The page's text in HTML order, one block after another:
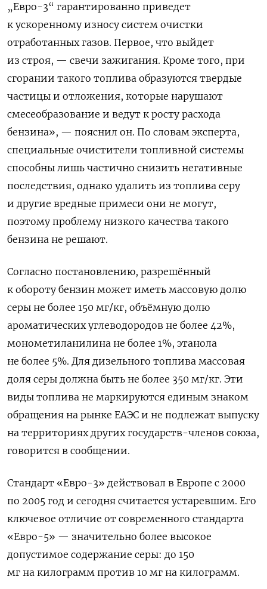
„Евро-3“ гарантированно приведет
к ускоренному износу систем очистки
отработанных газов. Первое, что выйдет
из строя, — свечи зажигания. Кроме того, при
сгорании такого топлива образуются твердые
частицы и отложения, которые нарушают
смесеобразование и ведут к росту расхода
бензина», — пояснил он. По словам эксперта,
специальные очистители топливной системы
способны лишь частично снизить негативные
последствия, однако удалить из топлива серу
и другие вредные примеси они не могут,
поэтому проблему низкого качества такого
бензина не решают.
Согласно постановлению, разрешённый
к обороту бензин может иметь массовую долю
серы не более 150 мг/кг, объёмную долю
ароматических углеводородов не более 42%,
монометиланилина не более 1%, этанола
не более 5%. Для дизельного топлива массовая
доля серы должна быть не более 350 мг/кг. Эти
виды топлива не маркируются единым знаком
обращения на рынке ЕАЭС и не подлежат выпуску
на территориях других государств-членов союза,
говорится в сообщении.
Стандарт «Евро-3» действовал в Европе с 2000
по 2005 год и сегодня считается устаревшим. Его
ключевое отличие от современного стандарта
«Евро-5» — значительно более высокое
допустимое содержание серы: до 150
мг на килограмм против 10 мг на килограмм.